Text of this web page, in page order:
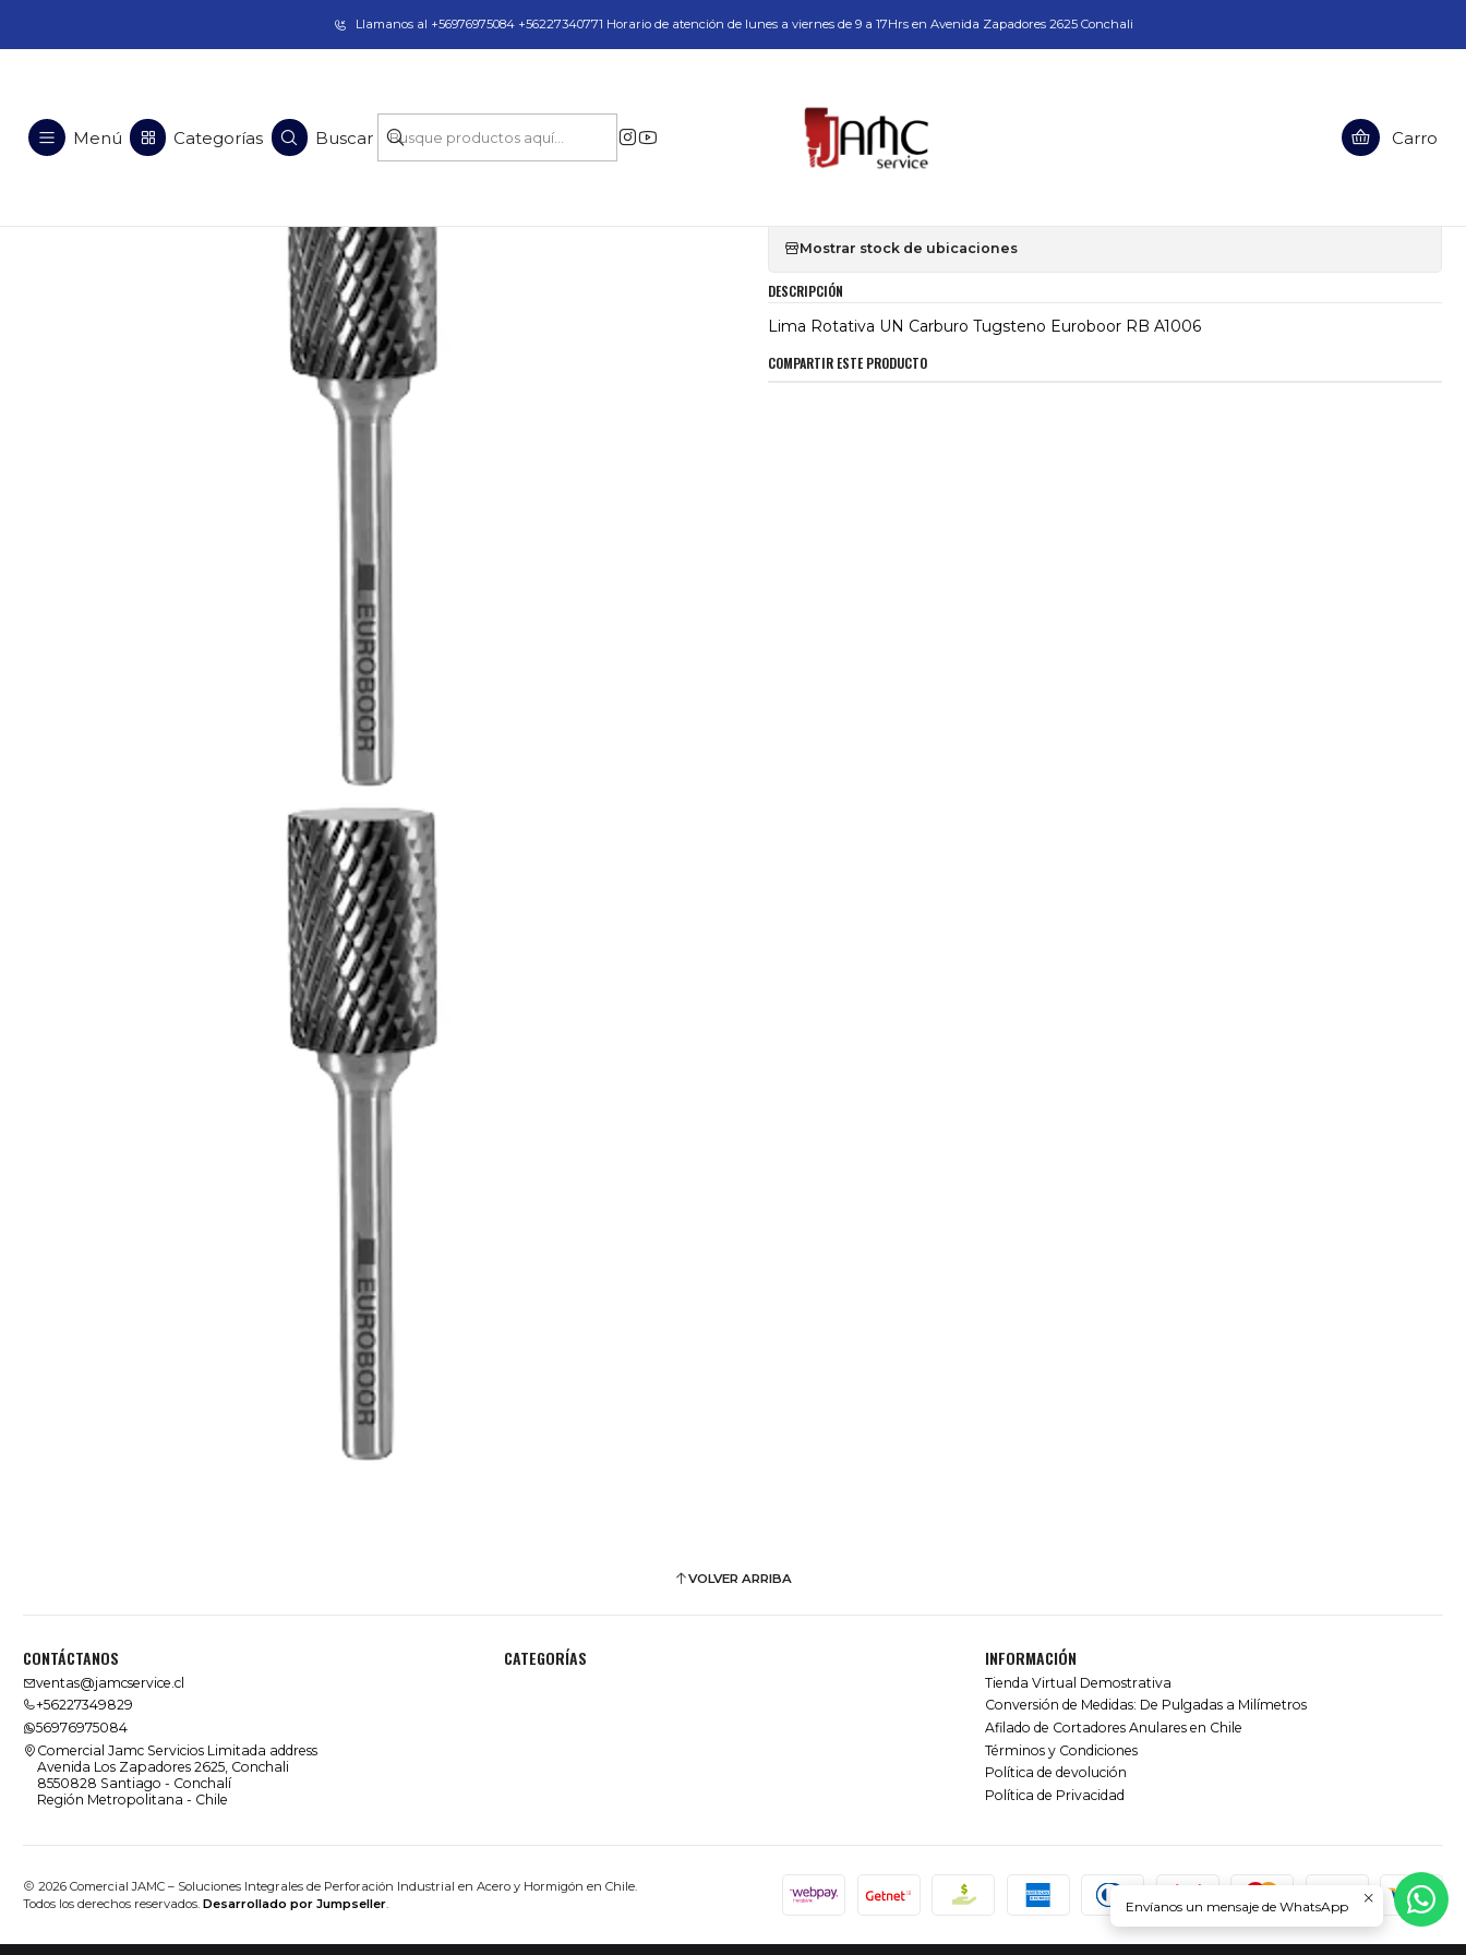
Taladros Magnéticos en Chile | Venta, Arriendo y Servicio Técnico
Menú Categorías Buscar Carro
Llamanos al +56976975084 +56227340771 Horario de atención de lunes a viernes de 9 a 17Hrs en Avenida Zapadores 2625 Conchali
Lima Rotativa UN Carburo Tugsteno Euroboor RB
Mostrar stock de ubicaciones
DESCRIPCIÓN
Lima Rotativa UN Carburo Tugsteno Euroboor RB A1006
COMPARTIR ESTE PRODUCTO
VOLVER ARRIBA
CONTÁCTANOS
ventas@jamcservice.cl
+56227349829
56976975084
Comercial Jamc Servicios Limitada address
Avenida Los Zapadores 2625, Conchali
8550828 Santiago - Conchalí
Región Metropolitana - Chile
CATEGORÍAS INFORMACIÓN
Tienda Virtual Demostrativa
Conversión de Medidas: De Pulgadas a Milímetros
Afilado de Cortadores Anulares en Chile
Términos y Condiciones
Política de devolución
Política de Privacidad
2026 Comercial JAMC – Soluciones Integrales de Perforación Industrial en Acero y Hormigón en Chile.
Todos los derechos reservados. Desarrollado por Jumpseller. Envíanos un mensaje de WhatsApp